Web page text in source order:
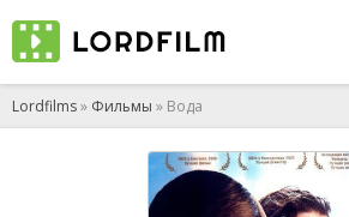
Lordfilms» Фильмы » Вода